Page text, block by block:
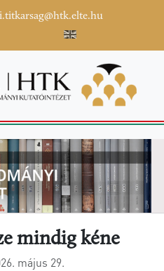
mindig kéne
május 29.